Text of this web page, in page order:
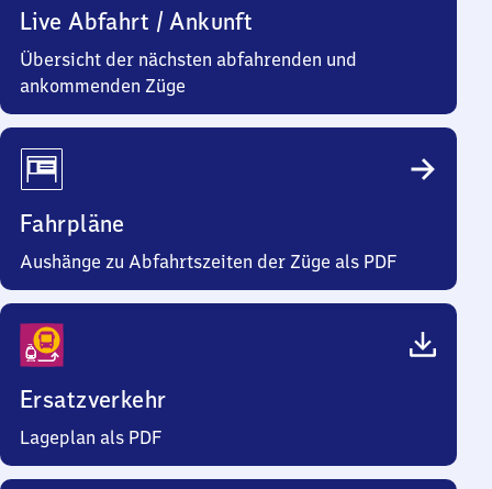
Live Abfahrt / Ankunft
Übersicht der nächsten abfahrenden und
ankommenden Züge
Fahrpläne
Aushänge zu Abfahrtszeiten der Züge als PDF
Ersatzverkehr
Lageplan als PDF